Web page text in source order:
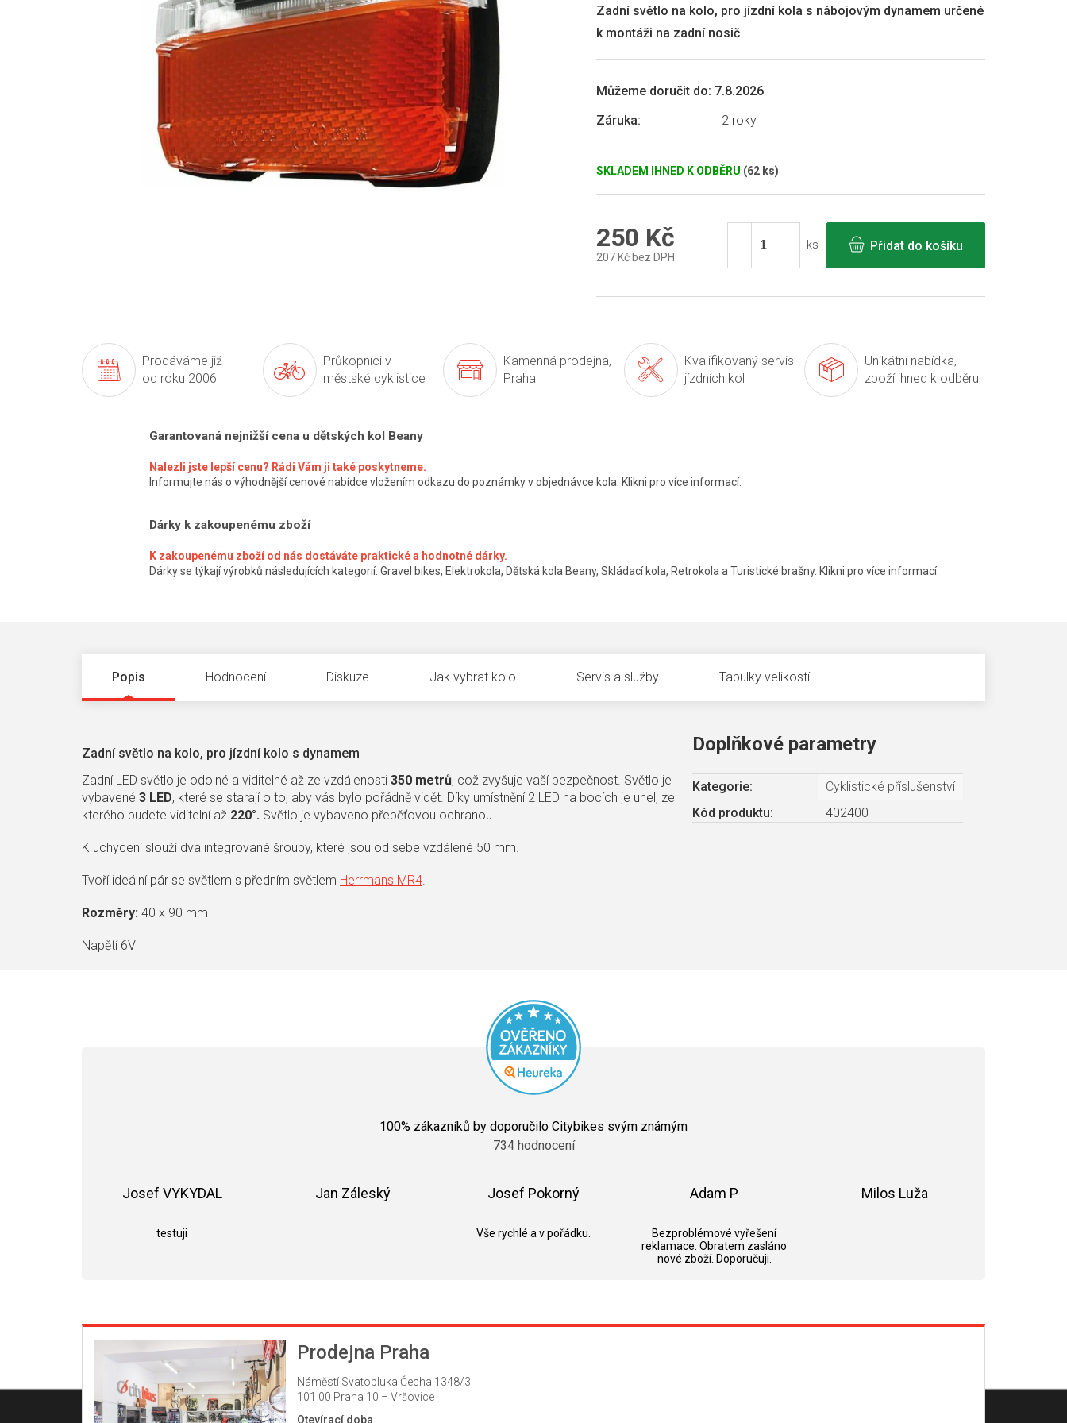
SKLADEM IHNED K ODBĚRU (62 ks)
Můžeme doručit do: 7.8.2026
Záruka: 2 roky
Zadní světlo na kolo, pro jízdní kola s nábojovým dynamem určené
k montáži na zadní nosič
0,0
5
250 Kč
207 Kč bez DPH
ks Přidat do košíku
Prodáváme již
od roku 2006
Průkopníci v
městské cyklistice
Kamenná prodejna,
Praha
Kvalifikovaný servis
jízdních kol
Unikátní nabídka,
zboží ihned k odběru
Garantovaná nejnižší cena u dětských kol Beany
Nalezli jste lepší cenu? Rádi Vám ji také poskytneme.
Informujte nás o výhodnější cenové nabídce vložením odkazu do poznámky v objednávce kola. Klikni pro více informací.
Dárky k zakoupenému zboží
K zakoupenému zboží od nás dostáváte praktické a hodnotné dárky.
Dárky se týkají výrobků následujících kategorií: Gravel bikes, Elektrokola, Dětská kola Beany, Skládací kola, Retrokola a Turistické brašny. Klikni pro více informací.
Popis Hodnocení Diskuze Jak vybrat kolo Servis a služby Tabulky velikostí
Zadní světlo na kolo, pro jízdní kolo s dynamem
Zadní LED světlo je odolné a viditelné až ze vzdálenosti 350 metrů, což zvyšuje vaší bezpečnost. Světlo je
vybavené 3 LED, které se starají o to, aby vás bylo pořádně vidět. Díky umístnění 2 LED na bocích je uhel, ze
kterého budete viditelní až 220°. Světlo je vybaveno přepěťovou ochranou.
K uchycení slouží dva integrované šrouby, které jsou od sebe vzdálené 50 mm.
Tvoří ideální pár se světlem s předním světlem Herrmans MR4.
Rozměry: 40 x 90 mm
Napětí 6V
Doplňkové parametry
Kategorie:
Cyklistické příslušenství
Kód produktu:
402400
hodnocení
obchodu
je
5
hvězdiček.
100% zákazníků by doporučilo Citybikes svým známým
734 hodnocení
Josef VYKYDAL
testuji
Jan Záleský Josef Pokorný
Vše rychlé a v pořádku.
Adam P
Bezproblémové vyřešení
reklamace. Obratem zasláno
nové zboží. Doporučuji.
Milos Luža
Prodejna Praha
Náměstí Svatopluka Čecha 1348/3
101 00 Praha 10 – Vršovice
Otevírací doba